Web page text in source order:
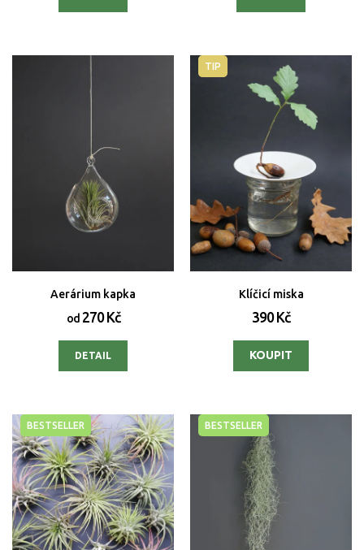
Aerárium kapka
od270 Kč
DETAIL
TIP
Klíčicí miska
390 Kč
BESTSELLER BESTSELLER